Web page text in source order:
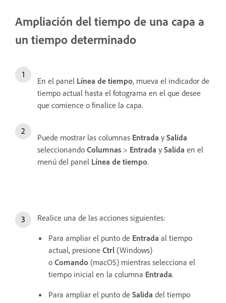
Ampliación del tiempo de una capa a
un tiempo determinado
En el panel Línea de tiempo, mueva el indicador de
tiempo actual hasta el fotograma en el que desee
que comience o finalice la capa.
Puede mostrar las columnas Entrada y Salida
seleccionando Columnas > Entrada y Salida en el
menú del panel Línea de tiempo.
Realice una de las acciones siguientes:
Para ampliar el punto de Entrada al tiempo
actual, presione Ctrl (Windows)
o Comando (macOS) mientras selecciona el
tiempo inicial en la columna Entrada.
Para ampliar el punto de Salida del tiempo